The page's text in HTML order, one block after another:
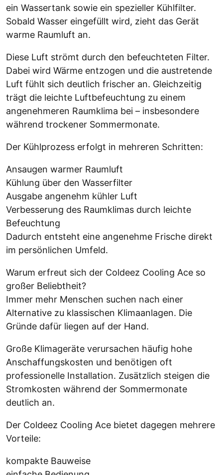
ein Wassertank sowie ein spezieller Kühlfilter.
Sobald Wasser eingefüllt wird, zieht das Gerät
warme Raumluft an.
Diese Luft strömt durch den befeuchteten Filter.
Dabei wird Wärme entzogen und die austretende
Luft fühlt sich deutlich frischer an. Gleichzeitig
trägt die leichte Luftbefeuchtung zu einem
angenehmeren Raumklima bei – insbesondere
während trockener Sommermonate.
Der Kühlprozess erfolgt in mehreren Schritten:
Ansaugen warmer Raumluft
Kühlung über den Wasserfilter
Ausgabe angenehm kühler Luft
Verbesserung des Raumklimas durch leichte
Befeuchtung
Dadurch entsteht eine angenehme Frische direkt
im persönlichen Umfeld.
Warum erfreut sich der Coldeez Cooling Ace so
großer Beliebtheit?
Immer mehr Menschen suchen nach einer
Alternative zu klassischen Klimaanlagen. Die
Gründe dafür liegen auf der Hand.
Große Klimageräte verursachen häufig hohe
Anschaffungskosten und benötigen oft
professionelle Installation. Zusätzlich steigen die
Stromkosten während der Sommermonate
deutlich an.
Der Coldeez Cooling Ace bietet dagegen mehrere
Vorteile:
kompakte Bauweise